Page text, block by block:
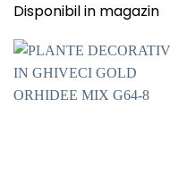
Disponibil in magazin